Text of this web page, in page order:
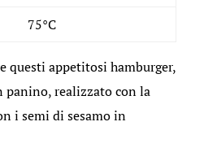
75°C
questi appetitosi hamburger,
realizzato con la
i semi di sesamo in